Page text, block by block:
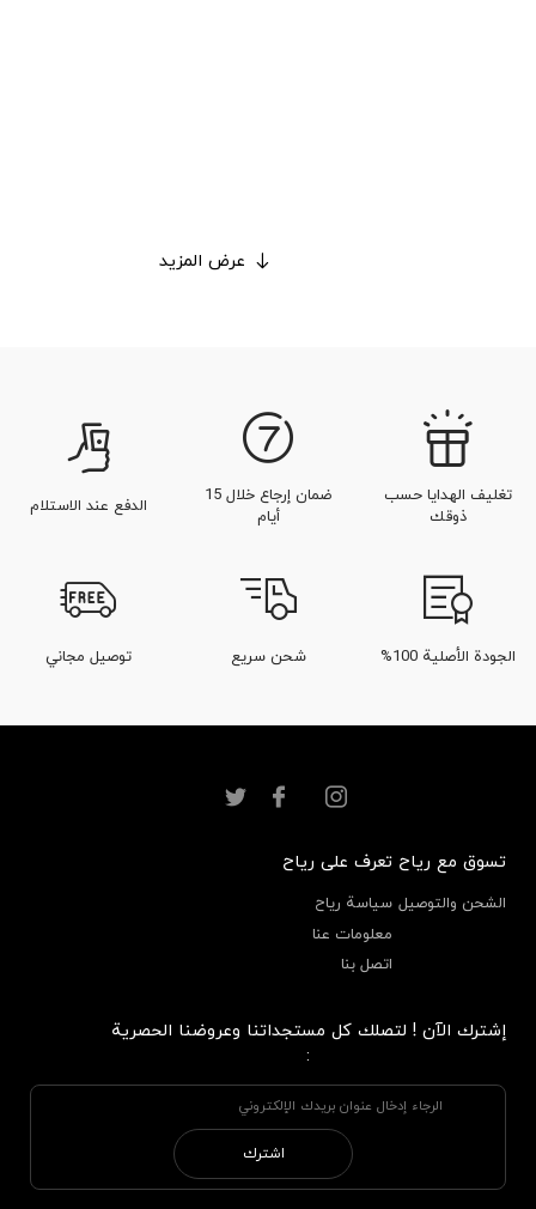
عرض المزيد
تغليف الهدايا حسب
ذوقك
ضمان إرجاع خلال 15
أيام
الدفع عند الاستلام
الجودة الأصلية 100% شحن سريع توصيل مجاني
تسوق مع رياح
الشحن والتوصيل
تعرف على رياح
سياسة رياح
معلومات عنا
اتصل بنا
إشترك الآن ! لتصلك كل مستجداتنا وعروضنا الحصرية
:
اشترك